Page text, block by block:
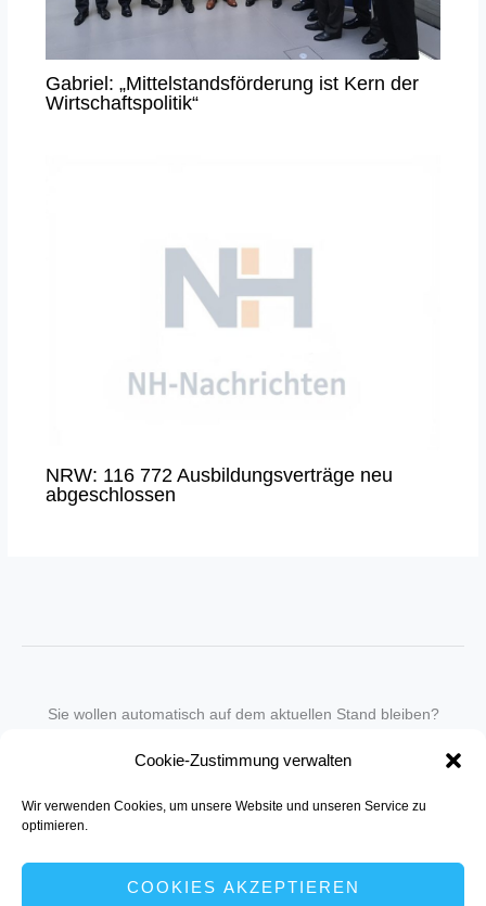
Cookie-Zustimmung verwalten
Wir verwenden Cookies, um unsere Website und unseren Service zu
optimieren.
COOKIES AKZEPTIEREN
Gabriel: „Mittelstandsförderung ist Kern der
Wirtschaftspolitik“
NRW: 116 772 Ausbildungsverträge neu
abgeschlossen
Sie wollen automatisch auf dem aktuellen Stand bleiben?
in unseren Newsletter-Service auf.
Senden Sie für ein Angebot einfach eine